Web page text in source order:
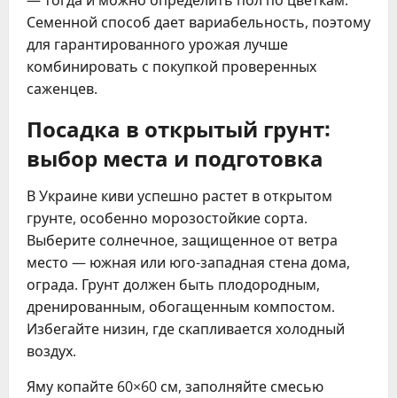
Семенной способ дает вариабельность, поэтому
для гарантированного урожая лучше
комбинировать с покупкой проверенных
саженцев.
Посадка в открытый грунт:
выбор места и подготовка
В Украине киви успешно растет в открытом
грунте, особенно морозостойкие сорта.
Выберите солнечное, защищенное от ветра
место — южная или юго-западная стена дома,
ограда. Грунт должен быть плодородным,
дренированным, обогащенным компостом.
Избегайте низин, где скапливается холодный
воздух.
Яму копайте 60×60 см, заполняйте смесью